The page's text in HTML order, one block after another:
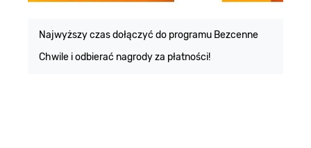
Najwyższy czas dołączyć do programu Bezcenne
Chwile i odbierać nagrody za płatności!